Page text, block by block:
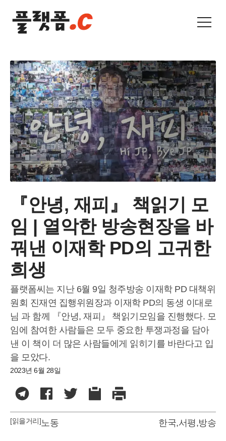
『안녕, 재피』 책읽기 모
임 | 열악한 방송현장을 바
꿔낸 이재학 PD의 고귀한
희생
플랫폼씨는 지난 6월 9일 청주방송 이재학 PD 대책위
원회 진재연 집행위원장과 이재학 PD의 동생 이대로
님 과 함께 『안녕, 재피』 책읽기모임을 진행했다. 모
임에 참여한 사람들은 모두 중요한 투쟁과정을 담아
낸 이 책이 더 많은 사람들에게 읽히기를 바란다고 입
을 모았다.
2023년 6월 28일
[읽을거리]노동 한국,서평,방송